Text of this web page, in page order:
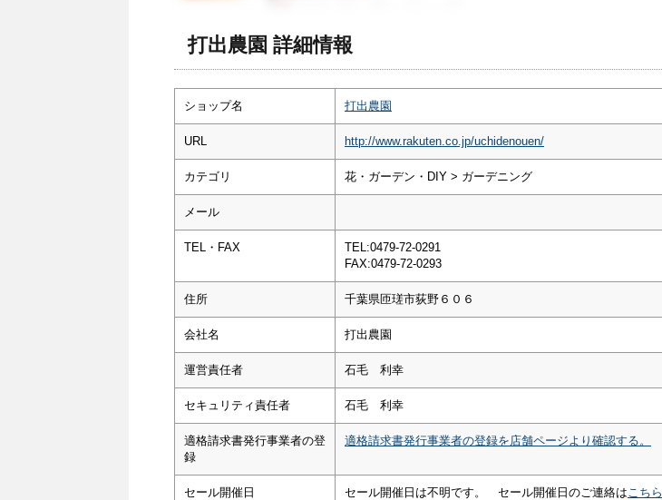
打出農園 詳細情報
ショップ名 打出農園
URL http://www.rakuten.co.jp/uchidenouen/
カテゴリ 花・ガーデン・DIY > ガーデニング
メール
TEL・FAX
TEL:0479-72-0291
FAX:0479-72-0293
住所 千葉県匝瑳市荻野６０６
会社名 打出農園
運営責任者 石毛 利幸
セキュリティ責任者 石毛 利幸
適格請求書発行事業者の登
録
適格請求書発行事業者の登録を店舗ページより確認する。
セール開催日 セール開催日は不明です。 セール開催日のご連絡は こちら